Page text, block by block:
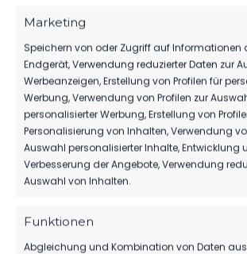
Marketing
Speichern von oder Zugriff auf Informationen
Endgerät, Verwendung reduzierter Daten zur
Werbeanzeigen, Erstellung von Profilen für
Werbung, Verwendung von Profilen zur
personalisierter Werbung, Erstellung von
Personalisierung von Inhalten, Verwendung
Auswahl personalisierter Inhalte, Entwicklung
Verbesserung der Angebote, Verwendung
Auswahl von Inhalten.
Funktionen
Abgleichung und Kombination von Daten aus
SV Grün-Weiß Union
Bestensee vs FSV 63
Luckenwalde D3-Jugend
15. Oktober 2023
Ähnlicher Beitrag